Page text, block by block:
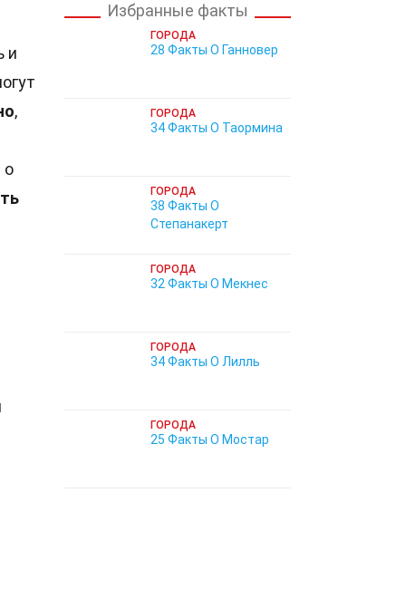
и
,
о
Избранные факты
ГОРОДА
28 Факты О Ганновер
ГОРОДА
34 Факты О Таормина
ГОРОДА
38 Факты О
Степанакерт
ГОРОДА
32 Факты О Мекнес
ГОРОДА
34 Факты О Лилль
ГОРОДА
25 Факты О Мостар